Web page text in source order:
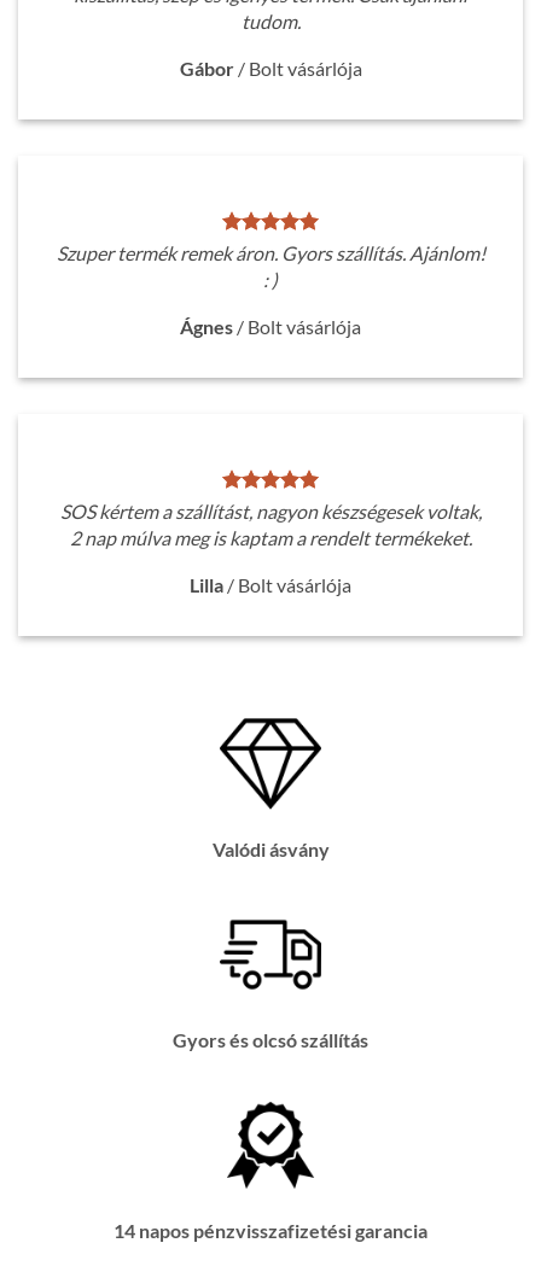
tudom.
Gábor / Bolt vásárlója
Szuper termék remek áron. Gyors szállítás. Ajánlom!
: )
Ágnes / Bolt vásárlója
SOS kértem a szállítást, nagyon készségesek voltak,
2 nap múlva meg is kaptam a rendelt termékeket.
Lilla / Bolt vásárlója
Valódi ásvány
Gyors és olcsó szállítás
14 napos pénzvisszafizetési garancia